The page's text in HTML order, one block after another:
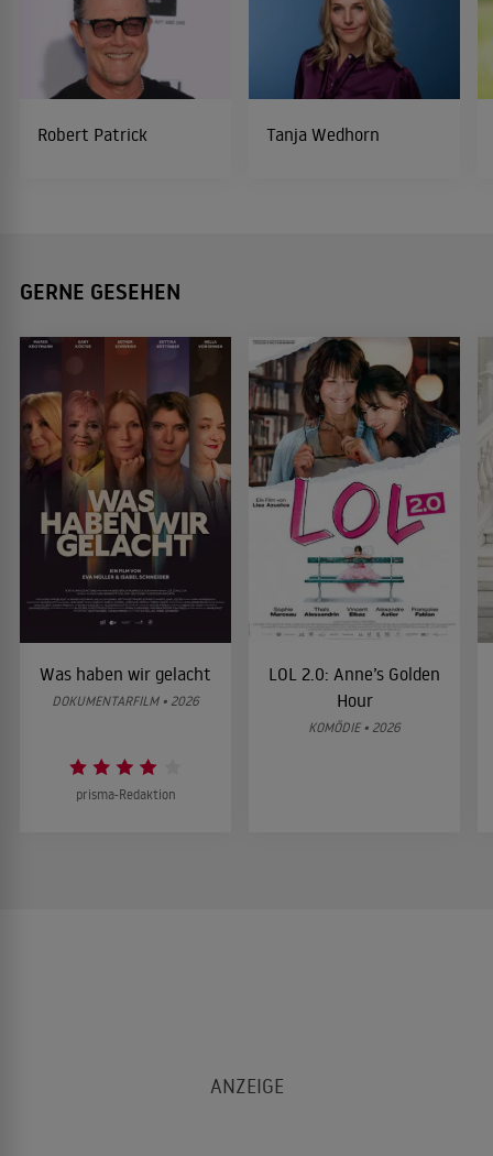
Robert Patrick Tanja Wedhorn
GERNE GESEHEN
Was haben wir gelacht
DOKUMENTARFILM • 2026
prisma-Redaktion
LOL 2.0: Anne’s Golden
Hour
KOMÖDIE • 2026